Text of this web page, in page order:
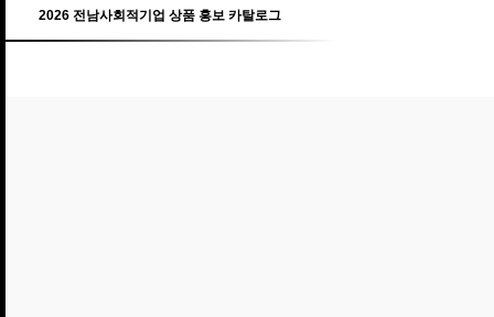
2026 전남사회적기업 상품 홍보 카탈로그